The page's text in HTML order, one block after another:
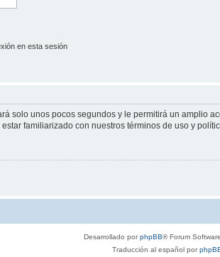
en esta sesión
solo unos pocos segundos y le permitirá un amplio
familiarizado con nuestros términos de uso y
Desarrollado porphpBB® Forum
Traducción al español por